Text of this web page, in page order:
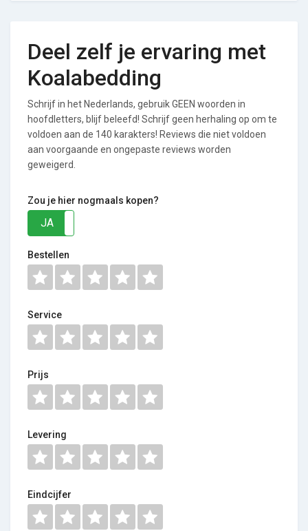
Deel zelf je ervaring met
Koalabedding
Schrijf in het Nederlands, gebruik GEEN woorden in
hoofdletters, blijf beleefd! Schrijf geen herhaling op om te
voldoen aan de 140 karakters! Reviews die niet voldoen
aan voorgaande en ongepaste reviews worden
geweigerd.
Zou je hier nogmaals kopen?
JA
Bestellen
Service
Prijs
Levering
Eindcijfer